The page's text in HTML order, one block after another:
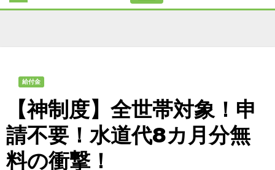
給付金
【神制度】全世帯対象！申
請不要！水道代8カ月分無
料の衝撃！